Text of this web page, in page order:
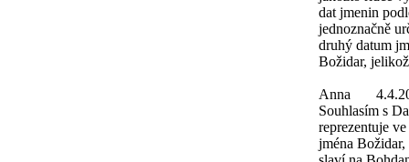
dat jmenin
jednoznačně
druhý datum
Božidar,
Anna
Souhlasím s
reprezentuje
jména